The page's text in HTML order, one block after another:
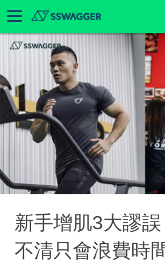
新手增肌3大謬
不清只會浪費時